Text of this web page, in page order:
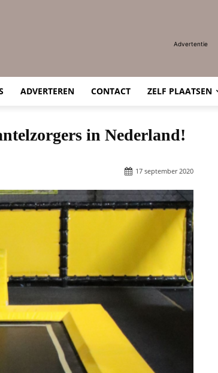
Advertentie
ADVERTEREN CONTACT ZELF PLAATSEN
in Nederland!
17 september 2020